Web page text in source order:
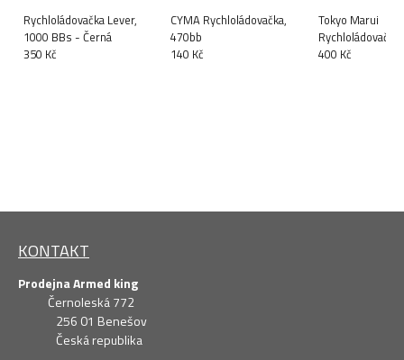
Rychloládovačka Lever,
1000 BBs - Černá
350 Kč
CYMA Rychloládovačka,
470bb
140 Kč
Tokyo Marui
400 Kč
KONTAKT
Prodejna Armed king
Černoleská 772
256 01 Benešov
Česká republika